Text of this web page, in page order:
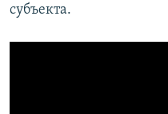
субъекта.